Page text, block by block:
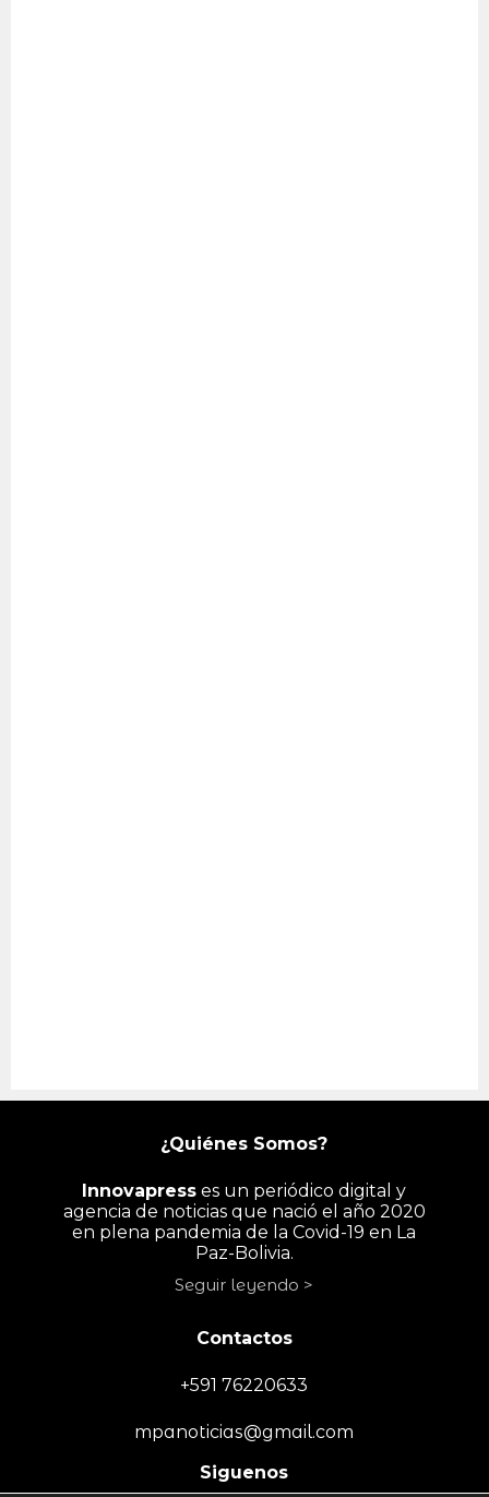
¿Quiénes Somos?
Innovapress es un periódico digital y
agencia de noticias que nació el año 2020
en plena pandemia de la Covid-19 en La
Paz-Bolivia.
Seguir leyendo >
Contactos
+591 76220633
mpanoticias@gmail.com
Siguenos